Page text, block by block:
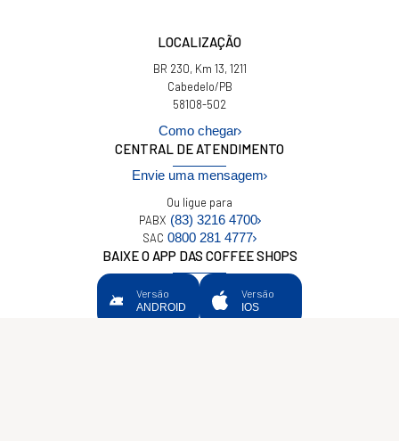
LOCALIZAÇÃO
BR 230, Km 13, 1211
Cabedelo/PB
58108-502
Como chegar
CENTRAL DE ATENDIMENTO
Envie uma mensagem
Ou ligue para
PABX (83) 3216 4700
SAC 0800 281 4777
BAIXE O APP DAS COFFEE SHOPS
Versão
ANDROID
Versão
IOS